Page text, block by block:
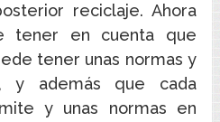
reciclaje. Ahora
tener en cuenta que
tener unas normas y
y además que cada
y unas normas en